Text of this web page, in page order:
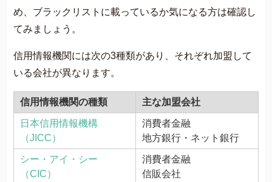
め、ブラックリストに載っているか気になる方は確認し
てみましょう。
信用情報機関には次の3種類があり、それぞれ加盟して
いる会社が異なります。
信用情報機関の種類 主な加盟会社
日本信用情報機構
（JICC）
消費者金融
地方銀行・ネット銀行
シー・アイ・シー
（CIC）
消費者金融
信販会社